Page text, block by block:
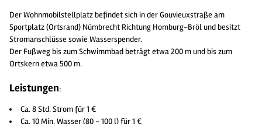
Der Wohnmobilstellplatz befindet sich in der Gouvieuxstraße am
Sportplatz (Ortsrand) Nümbrecht Richtung Homburg-Bröl und besitzt
Stromanschlüsse sowie Wasserspender.
Der Fußweg bis zum Schwimmbad beträgt etwa 200 m und bis zum
Ortskern etwa 500 m.
Leistungen:
Ca. 8 Std. Strom für 1 €
Ca. 10 Min. Wasser (80 - 100 l) für 1 €